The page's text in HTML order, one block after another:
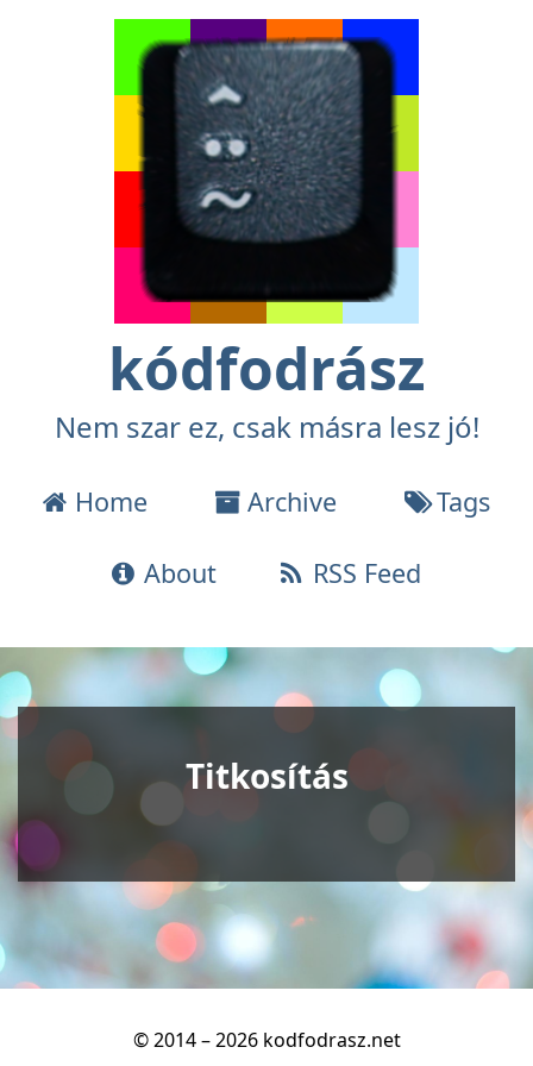
kódfodrász
Nem szar ez, csak másra lesz jó!
Home Archive Tags
About RSS Feed
Titkosítás
© 2014 – 2026 kodfodrasz.net